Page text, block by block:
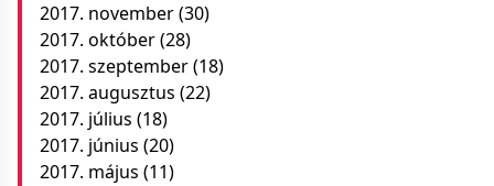
2017. november(30)
2017. október(28)
2017. szeptember(18)
2017. augusztus (22)
2017. július (18)
2017. június (20)
2017. május (11)